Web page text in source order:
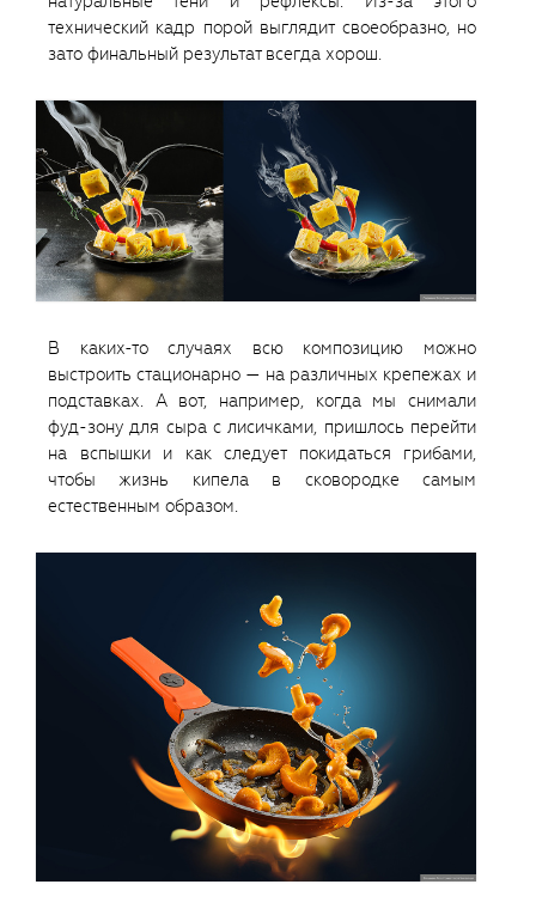
технический кадр порой выглядит своеобразно, но
зато финальный результат всегда хорош.
В каких-то случаях всю композицию можно
выстроить стационарно — на различных крепежах и
подставках. А вот, например, когда мы снимали
фуд-зону для сыра с лисичками, пришлось перейти
на вспышки и как следует покидаться грибами,
чтобы жизнь кипела в сковородке самым
естественным образом.